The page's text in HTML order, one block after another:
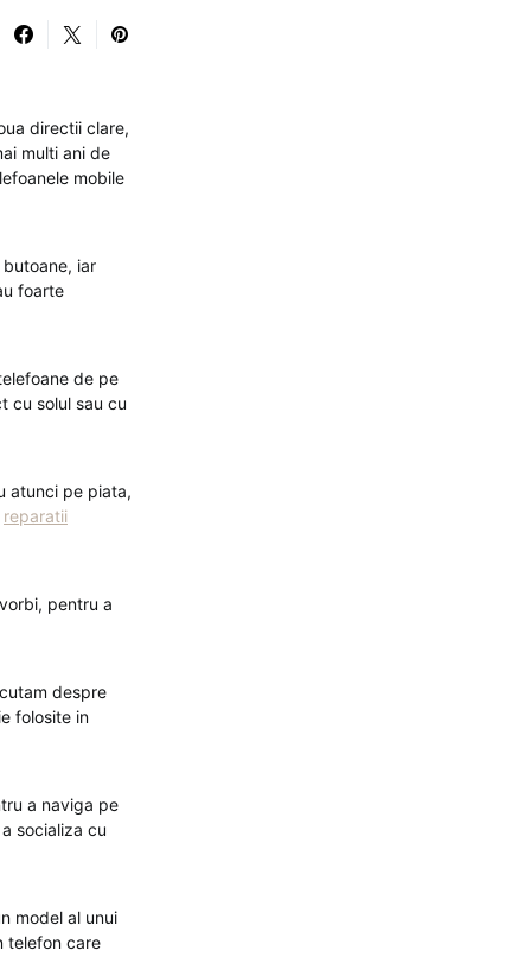
directii clare,
multi ani de
mobile
iar
foarte
de pe
cu solul sau cu
atunci pe piata,
reparatii
pentru a
despre
folosite in
a naviga pe
socializa cu
model al unui
telefon care